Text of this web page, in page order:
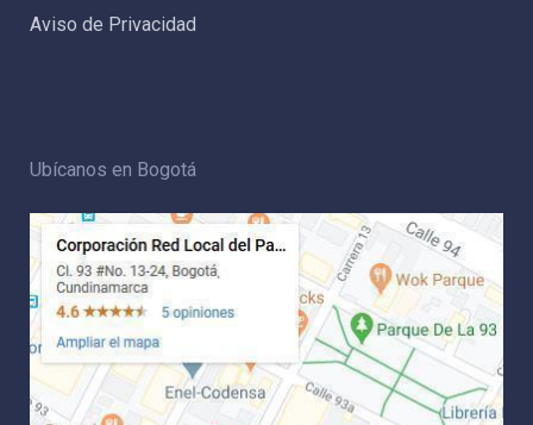
Aviso de Privacidad
Ubícanos en Bogotá